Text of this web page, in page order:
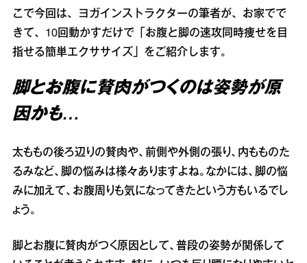
こで今回は、ヨガインストラクターの筆者が、お家でで
きて、10回動かすだけで「お腹と脚の速攻同時痩せを目
指せる簡単エクササイズ」をご紹介します。
脚とお腹に贅肉がつくのは姿勢が原
因かも…
太ももの後ろ辺りの贅肉や、前側や外側の張り、内もものた
るみなど、脚の悩みは様々ありますよね。なかには、脚の悩
みに加えて、お腹周りも気になってきたという方もいるでし
ょう。
脚とお腹に贅肉がつく原因として、普段の姿勢が関係して